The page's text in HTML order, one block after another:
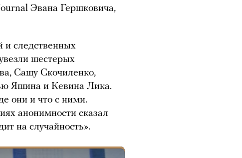
Эвана Гершковича,
и следственных
шестерых
Сашу Скочиленко,
Яшина и Кевина Лика.
они и что с ними.
анонимности сказал
на случайность».